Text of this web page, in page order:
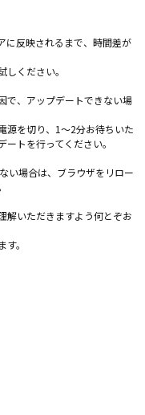
に反映されるまで、時間差が
ください。
で、アップデートできない場
源を切り、1～2分お待ちいた
トを行ってください。
い場合は、ブラウザをリロー
解いただきますよう何とぞお
。